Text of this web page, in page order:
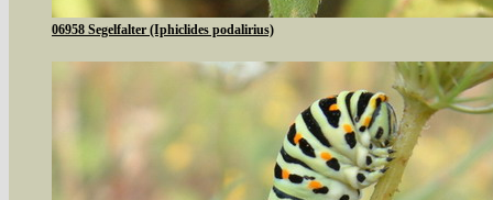
06958 Segelfalter (Iphiclides podalirius)